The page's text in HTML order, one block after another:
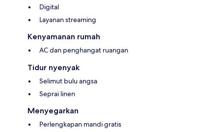
Digital
Layanan streaming
Kenyamanan rumah
AC dan penghangat ruangan
Tidur nyenyak
Selimut bulu angsa
Seprai linen
Menyegarkan
Perlengkapan mandi gratis